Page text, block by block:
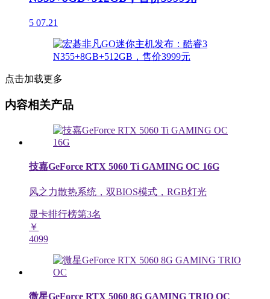
5 07.21
点击加载更多
内容相关产品
技嘉GeForce RTX 5060 Ti GAMING OC 16G
风之力散热系统，双BIOS模式，RGB灯光
显卡排行榜第3名
￥
4099
微星GeForce RTX 5060 8G GAMING TRIO OC